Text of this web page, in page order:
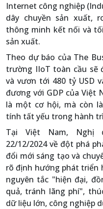
Internet công nghiệp
dây chuyền sản xuất,
thông minh kết nối và
sản xuất.
Theo dự báo của The
trường IIoT toàn cầu sẽ
và vươn tới 480 tỷ USD
đương với GDP của Việt
là một cơ hội, mà còn
tính tất yếu trong hành
Tại Việt Nam, Nghị
22/12/2024 về đột phá
đổi mới sáng tạo và
rõ định hướng phát triển
nguyên tắc "hiện đại,
quả, tránh lãng phí",
dữ liệu lớn, công nghiệp